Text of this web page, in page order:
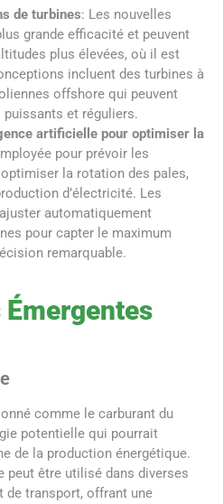
de turbines: Les nouvelles
grande efficacité et peuvent
plus élevées, où il est
incluent des turbines à
offshore qui peuvent
et réguliers.
artificielle pour optimiser la
pour prévoir les
la rotation des pales,
d’électricité. Les
automatiquement
pour capter le maximum
remarquable.
comme le carburant du
potentielle qui pourrait
de la production énergétique.
peut être utilisé dans diverses
transport, offrant une